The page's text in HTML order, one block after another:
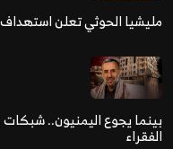
مليشيا الحوثي تعلن
بينما يجوع اليمنيون..
الفقراء